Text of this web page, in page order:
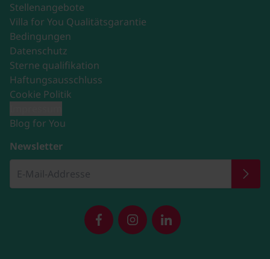
Stellenangebote
Villa for You Qualitätsgarantie
Bedingungen
Datenschutz
Sterne qualifikation
Haftungsausschluss
Cookie Politik
Blog for You
Newsletter